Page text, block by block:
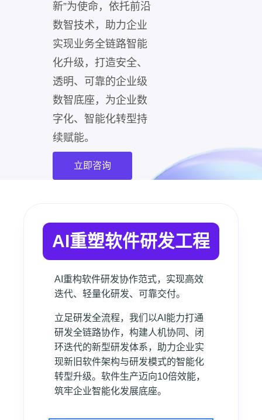
新”为使命，依托前沿
数智技术，助力企业
实现业务全链路智能
化升级，打造安全、
透明、可靠的企业级
数智底座，为企业数
字化、智能化转型持
续赋能。
立即咨询
AI重塑软件研发工程
AI重构软件研发协作范式，实现高效
迭代、轻量化研发、可靠交付。
立足研发全流程，我们以AI能力打通
研发全链路协作，构建人机协同、闭
环迭代的新型研发体系，助力企业实
现新旧软件架构与研发模式的智能化
转型升级。软件生产迈向10倍效能，
筑牢企业智能化发展底座。